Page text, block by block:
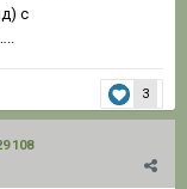
с
3
108